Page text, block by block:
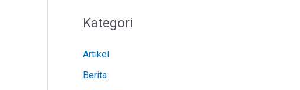
Kategori
Artikel
Berita